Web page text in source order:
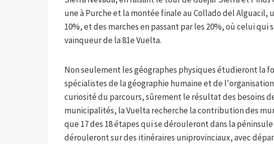
une à Purche et la montée finale au Collado del
10%, et des marches en passant par les 20%, où celui
vainqueur de la 81e Vuelta.
Non seulement les géographes physiques étudieront la
spécialistes de la géographie humaine et de
curiosité du parcours, sûrement le résultat des besoins
municipalités, la Vuelta recherche la contribution des
que 17 des 18 étapes qui se dérouleront dans la
dérouleront sur des itinéraires uniprovinciaux, avec